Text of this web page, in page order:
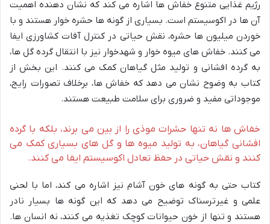
رژیم غذایی متنوع خفاش ها اشاره می کند که نشان دهنده اهمیت
آن ها در اکوسیستم است. بسیاری از گونه ها حشره خوار هستند و با
خوردن میلیون ها حشره، نقش حیاتی در کنترل آفات کشاورزی ایفا
می کنند. خفاش های میوه خوار و شهدخوار نیز با انتقال گرده گل ها،
به گرده افشانی و تولید مثل گیاهان کمک می کنند. این بخش از
کتاب به وضوح نشان می دهد که خفاش ها، برخلاف تصورات رایج،
موجوداتی مفید و ضروری برای سلامت طبیعت هستند.
خفاش ها نه تنها حشرات موذی را از بین می برند، بلکه با گرده
افشانی گیاهان، به تولید میوه ها و گل های بسیاری کمک می
کنند و نقش حیاتی در حفظ تعادل اکوسیستم ایفا می کنند.
کتاب حتی به گونه های خون آشام نیز اشاره می کند، اما با لحنی
علمی و غیرترسناک توضیح می دهد که این گونه ها بسیار نادر
هستند و تنها از خون حیوانات کوچک تغذیه می کنند، نه انسان ها.